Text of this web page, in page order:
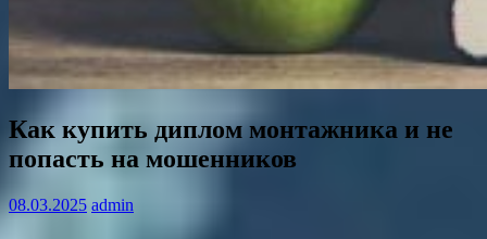
Как купить диплом монтажника и не
попасть на мошенников
08.03.2025 admin